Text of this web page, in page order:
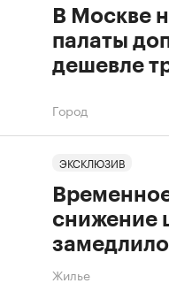
Город
В Москве
палаты
дешевле
Жилье
снижение
ЭКСКЛЮЗИВ